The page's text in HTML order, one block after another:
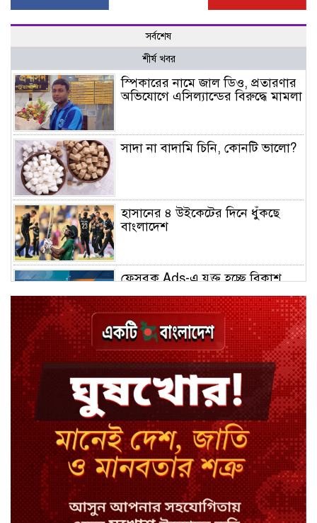
সর্বশেষ
শীর্ষ খবর
স্পিকারের নামে জাল ডিও, প্রতারণার
অভিযোগে এসিল্যান্ডের বিরুদ্ধে মামলা
সাদা না বাদামি চিনি, কোনটি ভালো?
হাসানের ৪ উইকেটের দিনে ধুঁকছে
বাংলাদেশ
ফেসবুক Ads-এ যুক্ত হচ্ছে বিকাশ
বিয়ে ভাঙার গুঞ্জনে মুখ খুললেন রণজয়
কেন লিভারপুল ছেড়ে তুরস্কের ক্লাবে
সালাহ
কপিল শর্মার অডিশনে বাদ পড়ার সেই
গল্প